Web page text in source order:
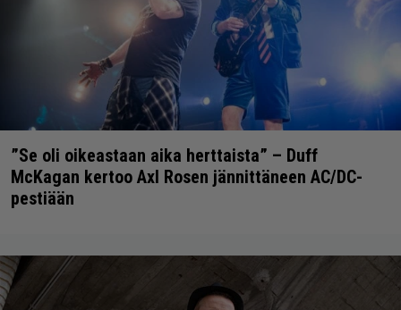
”Se oli oikeastaan aika herttaista” – Duff
McKagan kertoo Axl Rosen jännittäneen AC/DC-
pestiään